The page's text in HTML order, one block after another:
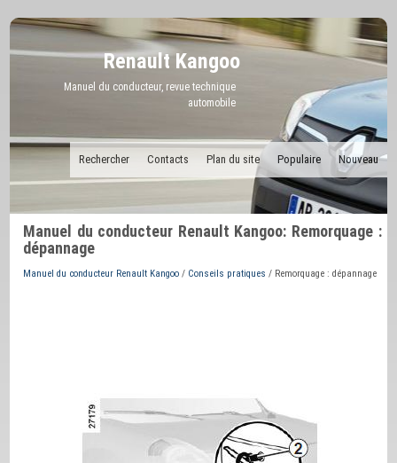
Renault Kangoo
Manuel du conducteur, revue technique
automobile
Nouveau
Populaire
Plan du site
Contacts
Rechercher
Manuel du conducteur Renault Kangoo: Remorquage :
dépannage
Manuel du conducteur Renault Kangoo / Conseils pratiques / Remorquage : dépannage